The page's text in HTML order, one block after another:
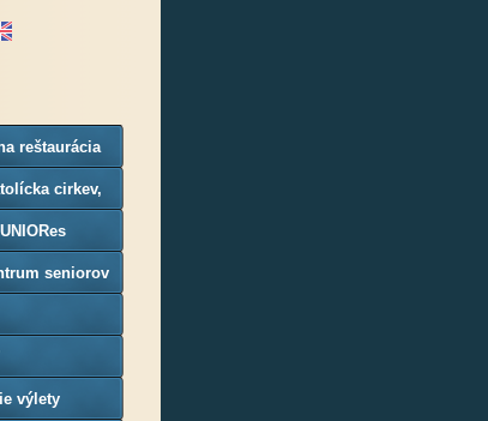
reštaurácia
cirkev,
seniorov
výlety